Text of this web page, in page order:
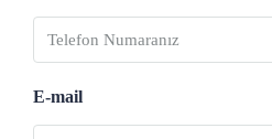
E-mail